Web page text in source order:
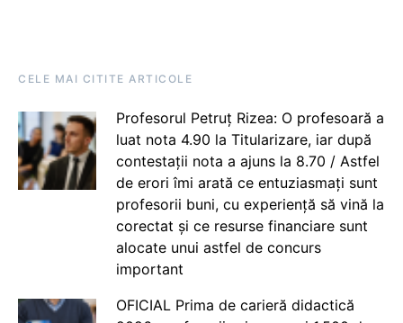
CELE MAI CITITE ARTICOLE
Profesorul Petruț Rizea: O profesoară a
luat nota 4.90 la Titularizare, iar după
contestații nota a ajuns la 8.70 / Astfel
de erori îmi arată ce entuziasmați sunt
profesorii buni, cu experiență să vină la
corectat și ce resurse financiare sunt
alocate unui astfel de concurs
important
OFICIAL Prima de carieră didactică